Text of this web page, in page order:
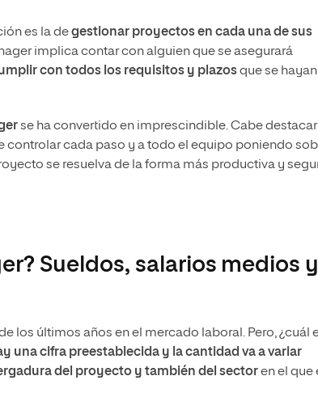
es la degestionar proyectos en cada una de sus
implica contar con alguien que se asegurará
con todos los requisitos y plazosque se hayan
se ha convertido en imprescindible. Cabe
controlar cada paso y a todo el equipo poniendo
se resuelva de la forma más productiva y
Sueldos, salarios medios y
los últimos años en el mercado laboral. Pero, ¿cuál
una cifra preestablecida y la cantidad va a variar
del proyecto y también del sectoren el que